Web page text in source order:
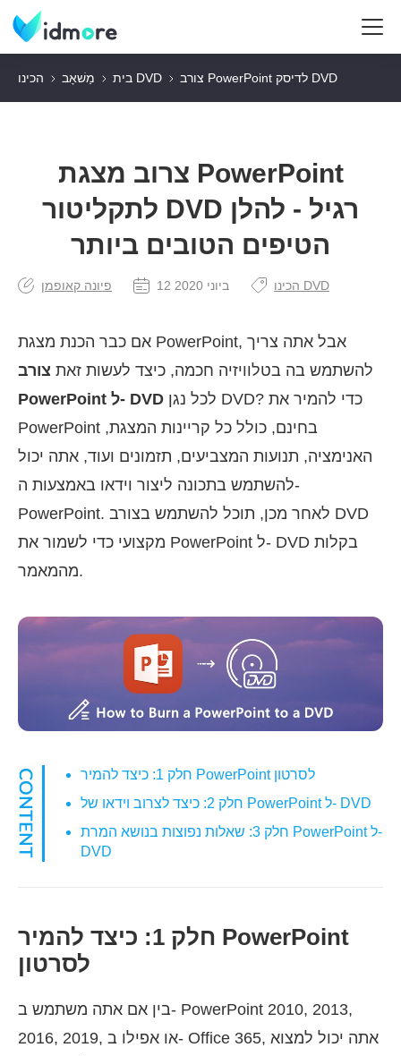
בית מַשׁאָב הכינו DVD צורב PowerPoint לדיסק DVD
צרוב מצגת PowerPoint
לתקליטור DVD רגיל - להלן
הטיפים הטובים ביותר
פיונה קאופמן 12 ביוני 2020 הכינו DVD
אם כבר הכנת מצגת PowerPoint, אבל אתה צריך
להשתמש בה בטלוויזיה חכמה, כיצד לעשות זאת צורב
PowerPoint ל- DVD
PowerPoint בחינם, כולל כל קריינות המצגת,
האנימציה, תנועות המצביעים, תזמונים ועוד, אתה יכול
להשתמש בתכונה ליצור וידאו באמצעות ה-
PowerPoint. לאחר מכן, תוכל להשתמש בצורב DVD
מקצועי כדי לשמור את PowerPoint ל- DVD בקלות
מהמאמר.
חלק 1: כיצד להמיר PowerPoint לסרטון
חלק 2: כיצד לצרוב וידאו של PowerPoint ל- DVD
חלק 3: שאלות נפוצות בנושא המרת PowerPoint ל-
DVD
חלק 1: כיצד להמיר PowerPoint
לסרטון
בין אם אתה משתמש ב- PowerPoint 2010, 2013,
2016, 2019, או אפילו ב- Office 365, אתה יכול למצוא